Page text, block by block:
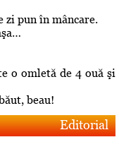
zi pun în mâncare.
o omletă de 4 ouă şi
beau!
Editorial